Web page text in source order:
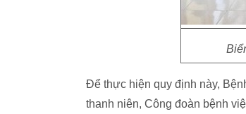
Để thực hiện quy định này,
thanh niên, Công đoàn bệnh